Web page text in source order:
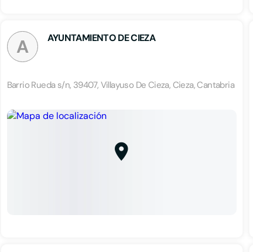
A AYUNTAMIENTO DE CIEZA
Barrio Rueda s/n, 39407, Villayuso De Cieza, Cieza, Cantabria